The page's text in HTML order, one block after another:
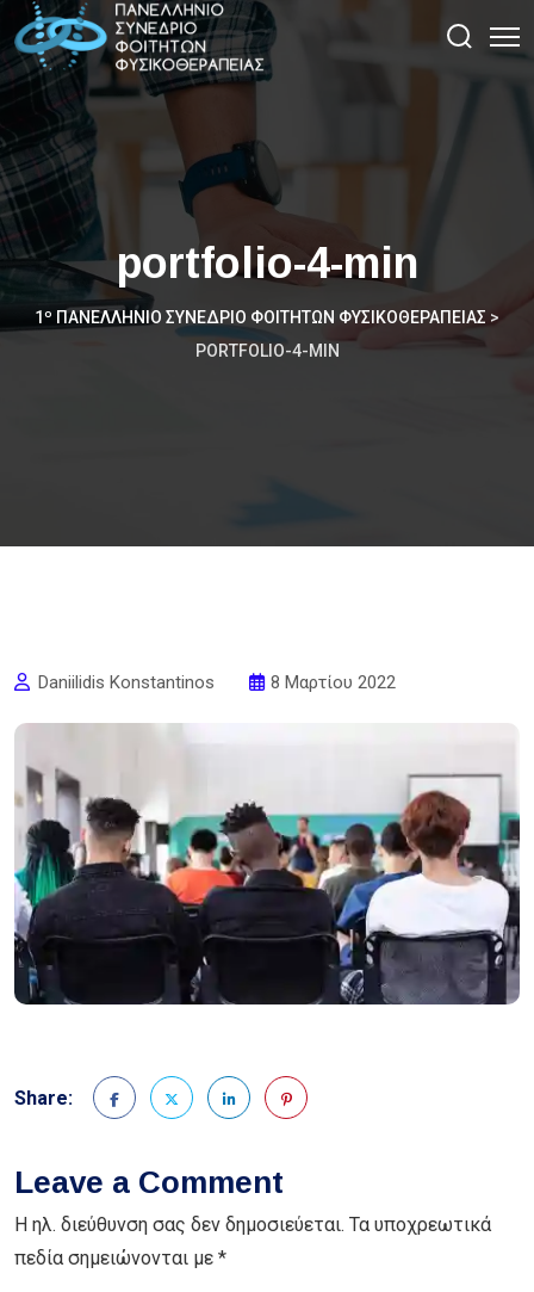
portfolio-4-min
1º ΠΑΝΕΛΛΉΝΙΟ ΣΥΝΈΔΡΙΟ ΦΟΙΤΗΤΏΝ ΦΥΣΙΚΟΘΕΡΑΠΕΊΑΣ >
PORTFOLIO-4-MIN
Daniilidis Konstantinos 8 Μαρτίου 2022
Share:
Leave a Comment
Η ηλ. διεύθυνση σας δεν δημοσιεύεται. Τα υποχρεωτικά
πεδία σημειώνονται με *